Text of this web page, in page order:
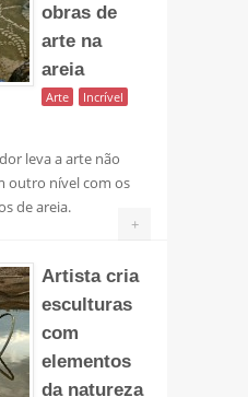
obras de
arte na
areia
Arte Incrível
leva a arte não
outro nível com os
de areia.
+
Artista cria
esculturas
com
elementos
da natureza